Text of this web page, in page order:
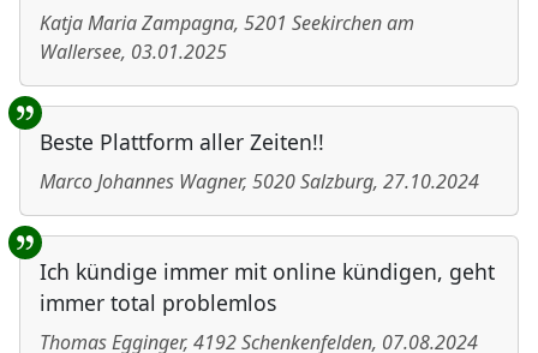
Katja Maria Zampagna, 5201 Seekirchen am
Wallersee, 03.01.2025
Beste Plattform aller Zeiten!!
Marco Johannes Wagner, 5020Salzburg, 27.10.2024
Ich kündige immer mit online kündigen, geht
immer total problemlos
Thomas Egginger, 4192Schenkenfelden, 07.08.2024